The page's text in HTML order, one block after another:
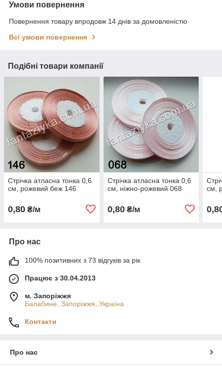
Умови повернення
Повернення товару впродовж 14 днів за домовленістю
Всі умови повернення
Подібні товари компанії
Стрічка атласна тонка 0,6
см, рожевий беж 146
0,80 ₴/м
Стрічка атласна тонка 0,6
см, ніжно-рожевий 068
0,80₴/м
см,
Про нас
100% позитивних з 73 відгуків за рік
Працює з 30.04.2013
м. Запоріжжя
Балабине, Запоріжжя, Україна
Контакти
Про нас